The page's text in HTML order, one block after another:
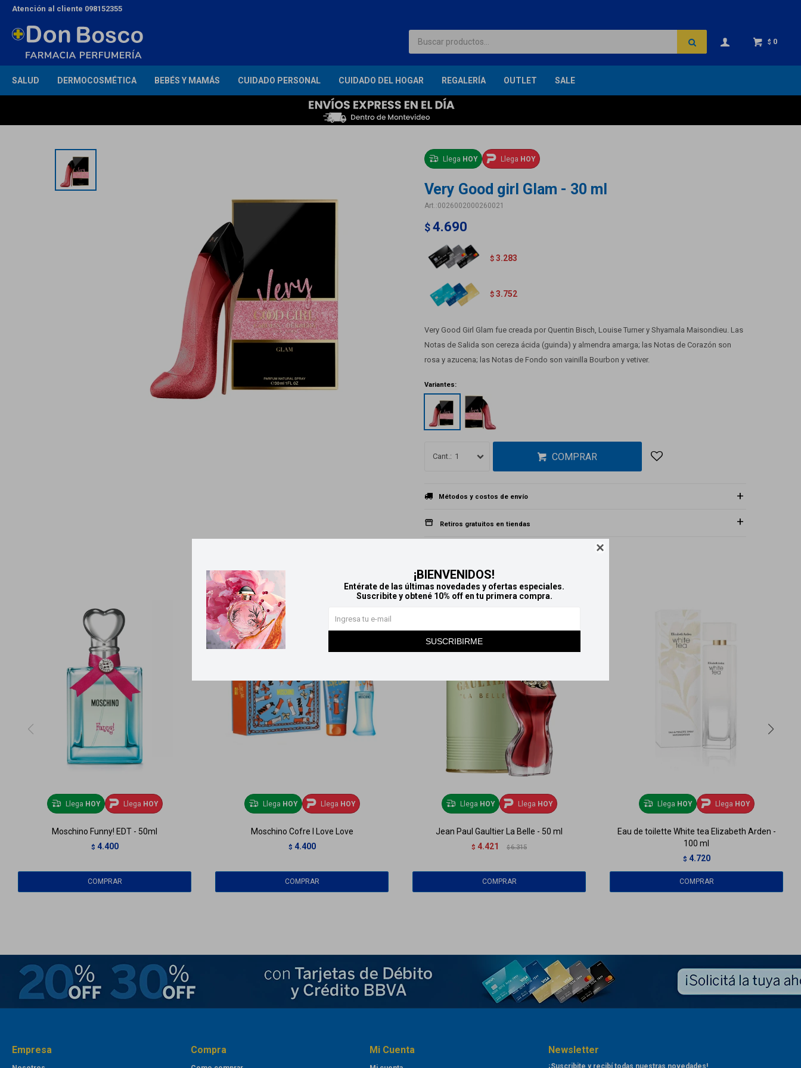

¡BIENVENIDOS!
Entérate de las últimas novedades y ofertas especiales.
Suscribite y obtené 10% off en tu primera compra.
SUSCRIBIRME
SALUD DERMOCOSMÉTICA BEBÉS Y MAMÁS CUIDADO PERSONAL CUIDADO DEL HOGAR REGALERÍA OUTLET SALE
$ 0
Atención al cliente 098152355
Llega HOY Llega HOY
Very Good girl Glam - 30 ml
0026002000260021
$ 4.690
$ 3.283
$ 3.752
Very Good Girl Glam fue creada por Quentin Bisch, Louise Turner y Shyamala Maisondieu. Las
Notas de Salida son cereza ácida (guinda) y almendra amarga; las Notas de Corazón son
rosa y azucena; las Notas de Fondo son vainilla Bourbon y vetiver.
Variantes:
1 COMPRAR
Métodos y costos de envío
Retiros gratuitos en tiendas
Llega HOY Llega HOY
Moschino Funny! EDT - 50ml
$ 4.400
Llega HOY Llega HOY
Moschino Cofre I Love Love
$ 4.400
Llega HOY Llega HOY
Jean Paul Gaultier La Belle - 50 ml
$ 4.421 $ 6.315
Llega HOY Llega HOY
Eau de toilette White tea Elizabeth Arden -
100 ml
$ 4.720
Empresa Compra Mi Cuenta Newsletter
¡Suscribite y recibí todas nuestras novedades!